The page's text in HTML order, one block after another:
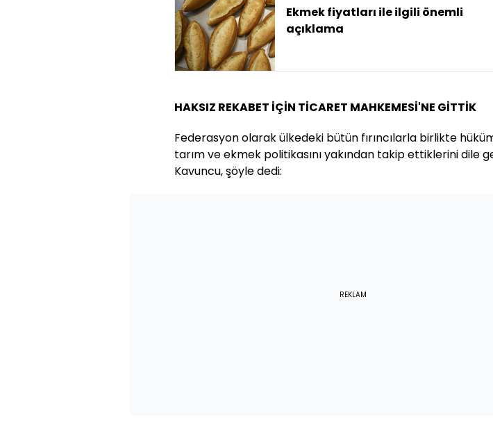
Ekmek fiyatları ile ilgili önemli
açıklama
HAKSIZ REKABET İÇİN TİCARET MAHKEMESİ'NE GİTTİK
Federasyon olarak ülkedeki bütün fırıncılarla birlikte
tarım ve ekmek politikasını yakından takip ettiklerini dile
Kavuncu, şöyle dedi:
REKLAM